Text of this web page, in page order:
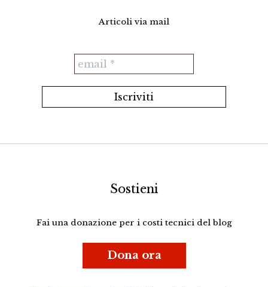
Articoli via mail
Sostieni
Fai una donazione per i costi tecnici del blog
Dona ora